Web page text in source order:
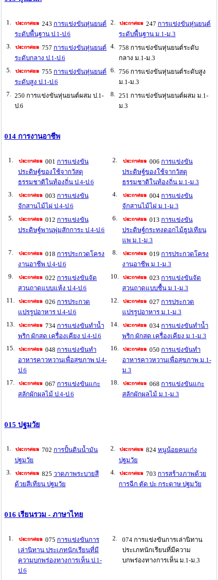
1. 243 การแข่งขันหุ่นยนต์
ระดับพื้นฐาน ป.1-ป.6
2. 247 การแข่งขันหุ่นยนต์
ระดับพื้นฐาน ม.1-ม.3
3.
757 การแข่งขันหุ่นยนต์
ระดับกลาง ป.1-ป.6
4. 758 การแข่งขันหุ่นยนต์ระดับ
กลาง ม.1-ม.3
5.
755 การแข่งขันหุ่นยนต์
ระดับสูง ป.1-ป.6
6. 756 การแข่งขันหุ่นยนต์ระดับสูง
ม.1-ม.3
7. 250 การแข่งขันหุ่นยนต์ผสม ป.1-
ป.6
8. 251 การแข่งขันหุ่นยนต์ผสม ม.1-
ม.3
014 การงานอาชีพ
1. 001 การแข่งขัน
ประดิษฐ์ของใช้จากวัสดุ
ธรรมชาติในท้องถิ่น ป.4-ป.6
2. 006 การแข่งขัน
ประดิษฐ์ของใช้จากวัสดุ
ธรรมชาติในท้องถิ่น ม.1-ม.3
3.
003 การแข่งขัน
จักสานไม้ไผ่ ป.4-ป.6
4. 004 การแข่งขัน
จักสานไม้ไผ่ ม.1-ม.3
5.
012 การแข่งขัน
ประดิษฐ์พานพุ่มสักการะ ป.4-ป.6
6. 013 การแข่งขัน
ประดิษฐ์กระทงดอกไม้ธูปเทียน
แพ ม.1-ม.3
7.
018 การประกวดโครง
งานอาชีพ ป.4-ป.6
8. 019 การประกวดโครง
งานอาชีพ ม.1-ม.3
9.
022 การแข่งขันจัด
สวนถาดแบบแห้ง ป.4-ป.6
10. 023 การแข่งขันจัด
สวนถาดแบบชื้น ม.1-ม.3
11.
026 การประกวด
แปรรูปอาหาร ป.4-ป.6
12. 027 การประกวด
แปรรูปอาหาร ม.1-ม.3
13.
734 การแข่งขันทำน้ำ
พริก ผักสด เครื่องเคียง ป.4-ป.6
14. 034 การแข่งขันทำน้ำ
พริก ผักสด เครื่องเคียง ม.1-ม.3
15.
048 การแข่งขันทำ
อาหารคาวหวานเพื่อสุขภาพ ป.4-
ป.6
16. 050 การแข่งขันทำ
อาหารคาวหวานเพื่อสุขภาพ ม.1-
ม.3
17.
067 การแข่งขันแกะ
สลักผักผลไม้ ป.4-ป.6
18. 068 การแข่งขันแกะ
สลักผักผลไม้ ม.1-ม.3
015 ปฐมวัย
1. 702 การปั้นดินน้ำมัน
ปฐมวัย
2. 824 หนูน้อยคนเก่ง
ปฐมวัย
3.
825 วาดภาพระบายสี
ด้วยสีเทียน ปฐมวัย
4. 703 การสร้างภาพด้วย
การฉีก ตัด ปะ กระดาษ ปฐมวัย
016 เรียนรวม - ภาษาไทย
1. 075 การแข่งขันการ
เล่านิทาน ประเภทนักเรียนที่มี
ความบกพร่องทางการเห็น ป.1-
ป.6
2.
074 การแข่งขันการเล่านิทาน
ประเภทนักเรียนที่มีความ
บกพร่องทางการเห็น ม.1-ม.3